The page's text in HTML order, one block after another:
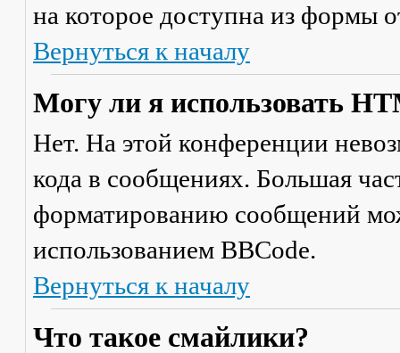
на которое доступна из формы
Вернуться к началу
Могу ли я использовать
Нет. На этой конференции
кода в сообщениях. Большая
форматированию сообщений
использованием BBCode.
Вернуться к началу
Что такое смайлики?